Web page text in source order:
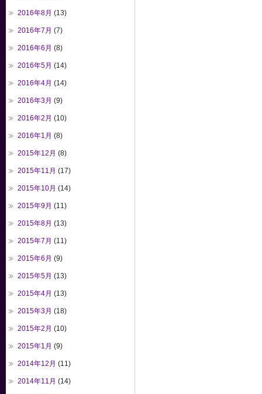
2016年8月 (13)
2016年7月 (7)
2016年6月 (8)
2016年5月 (14)
2016年4月 (14)
2016年3月 (9)
2016年2月 (10)
2016年1月 (8)
2015年12月 (8)
2015年11月 (17)
2015年10月 (14)
2015年9月 (11)
2015年8月 (13)
2015年7月 (11)
2015年6月 (9)
2015年5月 (13)
2015年4月 (13)
2015年3月 (18)
2015年2月 (10)
2015年1月 (9)
2014年12月 (11)
2014年11月 (14)